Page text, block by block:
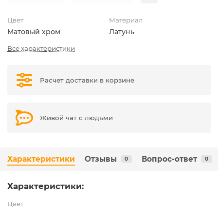
Цвет
Матовый хром
Материал
Латунь
Все характеристики
Расчет доставки в корзине
Живой чат с людьми
Характеристики Отзывы 0 Вопрос-ответ 0
Характеристики:
Цвет